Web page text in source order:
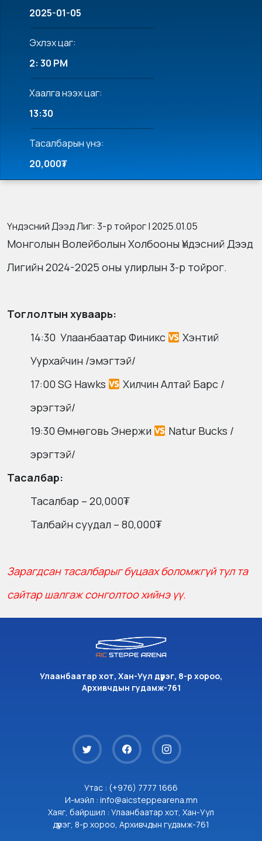
2025-01-05
Эхлэх цаг:
2: 30 PM
Хаалга нээх цаг:
13:30
Тасалбарын үнэ:
20,000₮
Үндэсний Дээд Лиг: 3-р тойрог | 2025.01.05
Монголын Волейболын Холбооны Үндэсний Дээд
Лигийн 2024-2025 оны улирлын 3-р тойрог.
Тоглолтын хуваарь:
14:30 Улаанбаатар Финикс
Хэнтий
Уурхайчин /эмэгтэй/
17:00 SG Hawks
Хилчин Алтай Барс /
эрэгтэй/
19:30 Өмнөговь Энержи
Natur Bucks /
эрэгтэй/
Тасалбар:
Тасалбар – 20,000₮
Талбайн суудал – 80,000₮
Зарагдсан тасалбарыг буцаах боломжгүй тул та
сайтар шалгаж сонголтоо хийнэ үү.
Улаанбаатар хот, Хан-Уул дүүрэг, 8-р хороо,
Архивчдын гудамж-761
Утас : (+976) 7777 1666
И-мэйл : info@aicsteppearena.mn
Хаяг, байршил : Улаанбаатар хот, Хан-Уул
дүүрэг, 8-р хороо, Архивчдын гудамж-761